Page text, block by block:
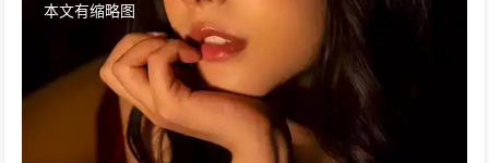
本文有缩略图